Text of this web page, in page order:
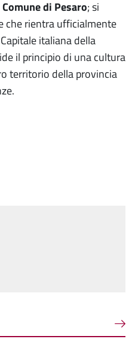
Comune di Pesaro; si
che rientra ufficialmente
italiana della
il principio di una cultura
territorio della provincia